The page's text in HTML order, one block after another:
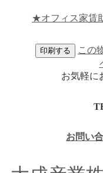
★オフィス家賃
この
お気軽に
お問い